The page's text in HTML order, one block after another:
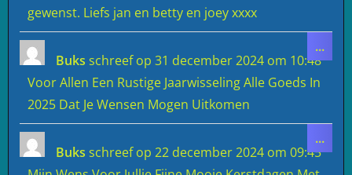
gewenst. Liefs jan en betty en joey xxxx
Buks schreef op 31 december 2024 om 10:48
Voor Allen Een Rustige Jaarwisseling Alle Goeds In
2025 Dat Je Wensen Mogen Uitkomen
...
deze
Buks schreef op 22 december 2024 om 09:45
...
deze